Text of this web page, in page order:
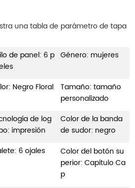
una tabla de parámetro de tapa
de panel: 6 p Género: mujeres
Negro Floral
Tamaño: tamaño
personalizado
de log
impresión
Color de la banda
de sudor: negro
6 ojales
Color del botón su
perior: Capítulo Ca
p